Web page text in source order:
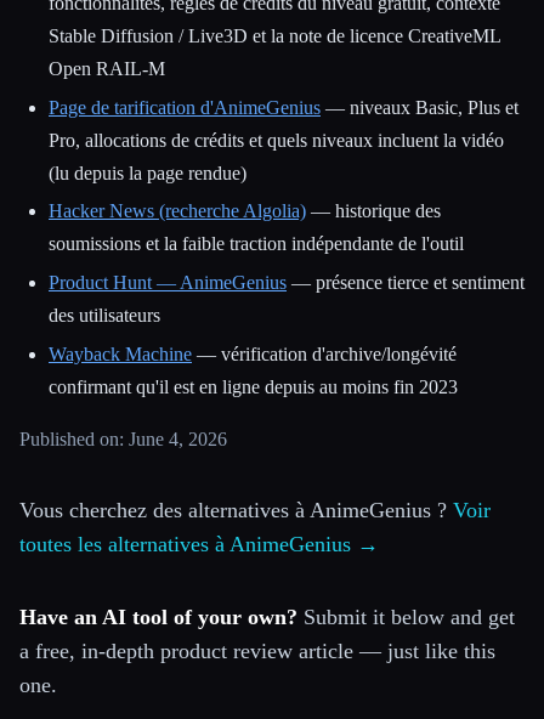
Stable Diffusion / Live3D et la note de licence CreativeML
Open RAIL-M
Page de tarification d'AnimeGenius — niveaux Basic, Plus et
Pro, allocations de crédits et quels niveaux incluent la vidéo
(lu depuis la page rendue)
Hacker News (recherche Algolia) — historique des
soumissions et la faible traction indépendante de l'outil
Product Hunt — AnimeGenius — présence tierce et sentiment
des utilisateurs
Wayback Machine — vérification d'archive/longévité
confirmant qu'il est en ligne depuis au moins fin 2023
Published on: June 4, 2026
Vous cherchez des alternatives à AnimeGenius ? Voir
toutes les alternatives à AnimeGenius →
Have an AI tool of your own? Submit it below and get
a free, in-depth product review article — just like this
one.